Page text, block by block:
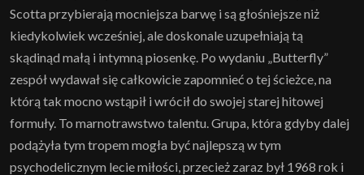
Scotta przybierają mocniejsza barwę i są głośniejsze niż
kiedykolwiek wcześniej, ale doskonale uzupełniają tą
skądinąd małą i intymną piosenkę. Po wydaniu „Butterfly”
zespół wydawał się całkowicie zapomnieć o tej ścieżce, na
którą tak mocno wstąpił i wrócił do swojej starej hitowej
formuły. To marnotrawstwo talentu. Grupa, która gdyby dalej
podążyła tym tropem mogła być najlepszą w tym
psychodelicznym lecie miłości, przecież zaraz był 1968 rok i